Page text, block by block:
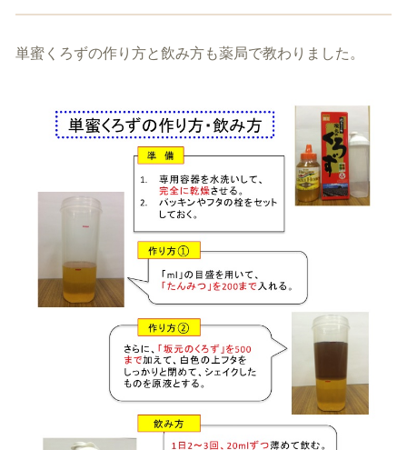
単蜜くろずの作り方と飲み方も薬局で教わりました。